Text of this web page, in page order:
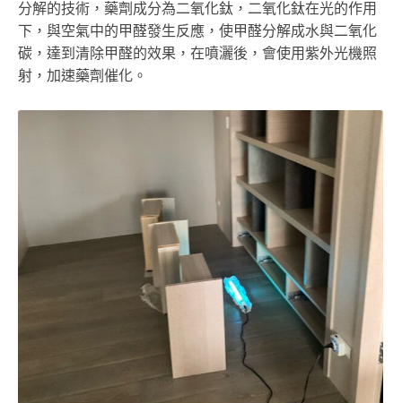
分解的技術，藥劑成分為二氧化鈦，二氧化鈦在光的作用
下，與空氣中的甲醛發生反應，使甲醛分解成水與二氧化
碳，達到清除甲醛的效果，在噴灑後，會使用紫外光機照
射，加速藥劑催化。